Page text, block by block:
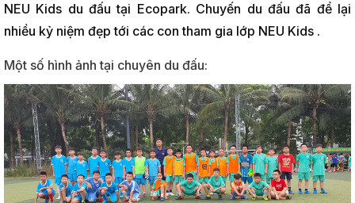
NEU Kids du đấu tại Ecopark. Chuyến du đấu đã để lại
nhiều kỷ niệm đẹp tới các con tham gia lớp NEU Kids .
Một số hình ảnh tại chuyên du đấu: